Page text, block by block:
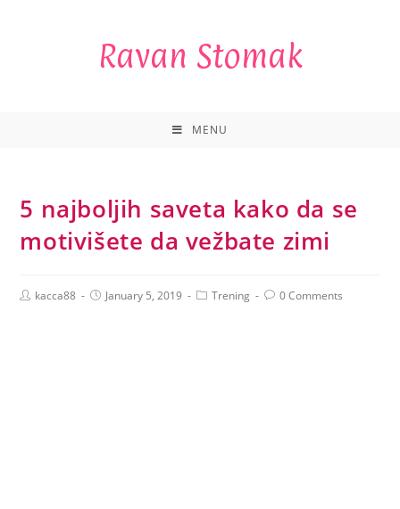
Ravan Stomak
MENU
5 najboljih saveta kako da se
motivišete da vežbate zimi
kacca88 January 5, 2019 Trening 0 Comments